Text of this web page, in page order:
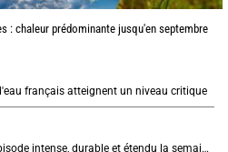
: chaleur prédominante jusqu'en septembre
français atteignent un niveau critique
Cinquième canicule de l’été : un épisode intense, durable et étendu la semaine prochaine